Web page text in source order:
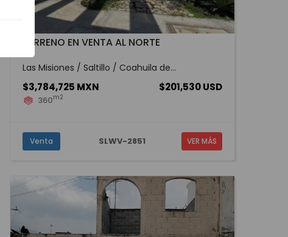
TERRENO EN VENTA AL NORTE
Las Misiones / Saltillo / Coahuila de...
$3,784,725 MXN $201,530 USD
360m2
Venta SLWV-2851 VER MÁS